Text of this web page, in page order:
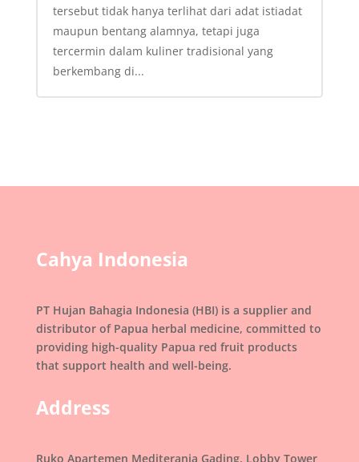
tersebut tidak hanya terlihat dari adat istiadat
maupun bentang alamnya, tetapi juga
tercermin dalam kuliner tradisional yang
berkembang di...
Cahya Indonesia
PT Hujan Bahagia Indonesia (HBI) is a supplier and
distributor of Papua herbal medicine, committed to
providing high-quality Papua red fruit products
that support health and well-being.
Address
Ruko Apartemen Mediterania Gading, Lobby Tower